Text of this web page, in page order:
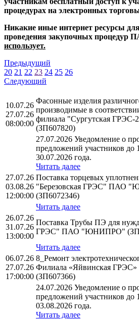
процедурах на электронных
Никакие иные интернет ресурсы
проведения закупочных процедур
использует.
Предыдущий
20 21 22 23 24 25 26
Следующий
10.07.26
27.07.26
08:00:00
Фасонные изделия
производимые в
филиала "Сургутская
(ЗП607820)
27.07.2026 Уведомление о
предложений участников до
30.07.2026 года.
Читать далее
27.07.26
03.08.26
12:00:00
Поставка торцевых
"Березовская ГРЭС" ПАО
(ЗП6072346)
Читать далее
26.07.26
31.07.26
13:00:00
Поставка Трубы ПЭ для
ГРЭС" ПАО "ЮНИПРО"
Читать далее
06.07.26
27.07.26
17:00:00
8_Ремонт
Филиала «Яйвинская
(ЗП607366)
24.07.2026 Уведомление о
предложений участников до
03.08.2026 года.
Читать далее